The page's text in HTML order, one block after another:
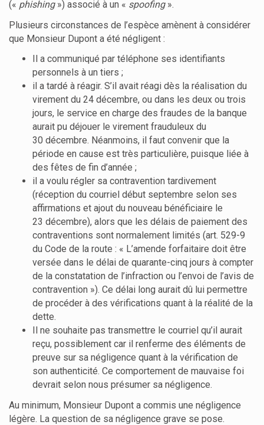
(« phishing») associé à un « spoofing».
Plusieurs circonstances de l’espèce amènent à considérer
que Monsieur Dupont a été négligent :
Il a communiqué par téléphone ses identifiants
personnels à un tiers ;
il a tardé à réagir. S’il avait réagi dès la réalisation du
virement du 24 décembre, ou dans les deux ou trois
jours, le service en charge des fraudes de la banque
aurait pu déjouer le virement frauduleux du
30 décembre. Néanmoins, il faut convenir que la
période en cause est très particulière, puisque liée à
des fêtes de fin d’année ;
il a voulu régler sa contravention tardivement
(réception du courriel début septembre selon ses
affirmations et ajout du nouveau bénéficiaire le
23 décembre), alors que les délais de paiement des
contraventions sont normalement limités (art. 529-9
du Code de la route : « L’amende forfaitaire doit être
versée dans le délai de quarante-cinq jours à compter
de la constatation de l’infraction ou l’envoi de l’avis de
contravention »). Ce délai long aurait dû lui permettre
de procéder à des vérifications quant à la réalité de la
dette.
Il ne souhaite pas transmettre le courriel qu’il aurait
reçu, possiblement car il renferme des éléments de
preuve sur sa négligence quant à la vérification de
son authenticité. Ce comportement de mauvaise foi
devrait selon nous présumer sa négligence.
Au minimum, Monsieur Dupont a commis une négligence
légère. La question de sa négligence grave se pose.